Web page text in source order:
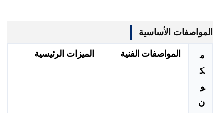
المواصفات الأساسية
م
ك
و
ن
المواصفات الفنية الميزات الرئيسية